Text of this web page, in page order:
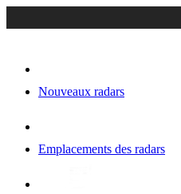
Nouveaux radars
Emplacements des radars